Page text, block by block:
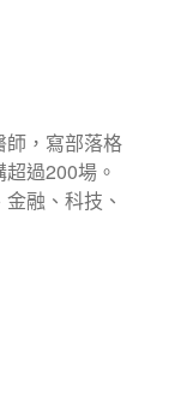
，寫部落格
過200場。
融、科技、